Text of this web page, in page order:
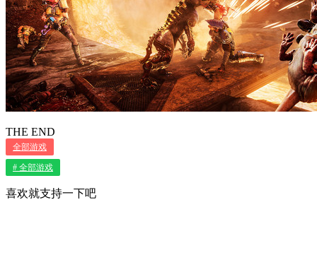
THE END
全部游戏
# 全部游戏
喜欢就支持一下吧